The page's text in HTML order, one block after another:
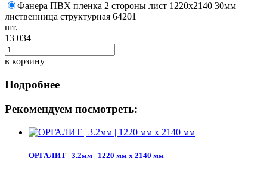
Фанера ПВХ пленка 2 стороны лист 1220х2140 30мм
лиственница структурная 64201
шт.
13 034
в корзину
Подробнее
Рекомендуем посмотреть:
ОРГАЛИТ | 3.2мм | 1220 мм х 2140 мм